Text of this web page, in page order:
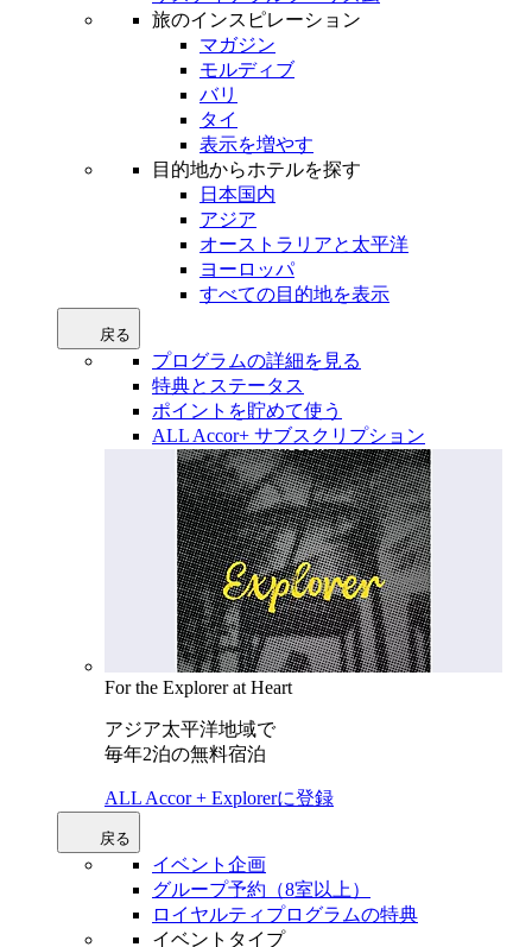
旅のインスピレーション
マガジン
モルディブ
バリ
タイ
表示を増やす
目的地からホテルを探す
日本国内
アジア
オーストラリアと太平洋
ヨーロッパ
すべての目的地を表示
戻る
プログラムの詳細を見る
特典とステータス
ポイントを貯めて使う
ALL Accor+ サブスクリプション
For the Explorer at Heart
アジア太平洋地域で
毎年2泊の無料宿泊
ALL Accor + Explorerに登録
戻る
イベント企画
グループ予約（8室以上）
ロイヤルティプログラムの特典
イベントタイプ